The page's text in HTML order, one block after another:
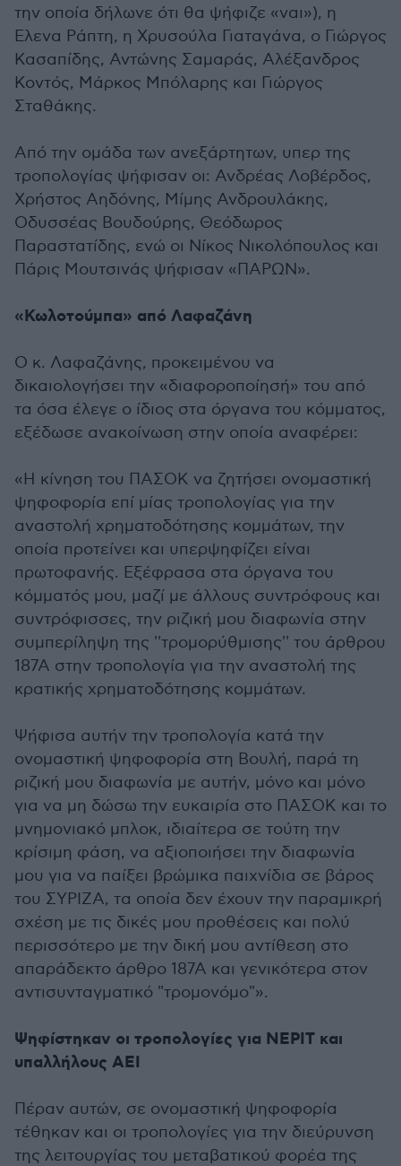
την οποία δήλωνε ότι θα ψήφιζε «ναι»), η
Ελενα Ράπτη, η Χρυσούλα Γιαταγάνα, ο Γιώργος
Κασαπίδης, Αντώνης Σαμαράς, Αλέξανδρος
Κοντός, Μάρκος Μπόλαρης και Γιώργος
Σταθάκης.
Από την ομάδα των ανεξάρτητων, υπερ της
τροπολογίας ψήφισαν οι: Ανδρέας Λοβέρδος,
Χρήστος Αηδόνης, Μίμης Ανδρουλάκης,
Οδυσσέας Βουδούρης, Θεόδωρος
Παραστατίδης, ενώ οι Νίκος Νικολόπουλος και
Πάρις Μουτσινάς ψήφισαν «ΠΑΡΩΝ».
«Κωλοτούμπα» από Λαφαζάνη
Ο κ. Λαφαζάνης, προκειμένου να
δικαιολογήσει την «διαφοροποίησή» του από
τα όσα έλεγε ο ίδιος στα όργανα του κόμματος,
εξέδωσε ανακοίνωση στην οποία αναφέρει:
«Η κίνηση του ΠΑΣΟΚ να ζητήσει ονομαστική
ψηφοφορία επί μίας τροπολογίας για την
αναστολή χρηματοδότησης κομμάτων, την
οποία προτείνει και υπερψηφίζει είναι
πρωτοφανής. Εξέφρασα στα όργανα του
κόμματός μου, μαζί με άλλους συντρόφους και
συντρόφισσες, την ριζική μου διαφωνία στην
συμπερίληψη της ''τρομορύθμισης'' του άρθρου
187Α στην τροπολογία για την αναστολή της
κρατικής χρηματοδότησης κομμάτων.
Ψήφισα αυτήν την τροπολογία κατά την
ονομαστική ψηφοφορία στη Βουλή, παρά τη
ριζική μου διαφωνία με αυτήν, μόνο και μόνο
για να μη δώσω την ευκαιρία στο ΠΑΣΟΚ και το
μνημονιακό μπλοκ, ιδιαίτερα σε τούτη την
κρίσιμη φάση, να αξιοποιήσει την διαφωνία
μου για να παίξει βρώμικα παιχνίδια σε βάρος
του ΣΥΡΙΖΑ, τα οποία δεν έχουν την παραμικρή
σχέση με τις δικές μου προθέσεις και πολύ
περισσότερο με την δική μου αντίθεση στο
απαράδεκτο άρθρο 187Α και γενικότερα στον
αντισυνταγματικό "τρομονόμο"».
Ψηφίστηκαν οι τροπολογίες για ΝΕΡΙΤ και
υπαλλήλους ΑΕΙ
Πέραν αυτών, σε ονομαστική ψηφοφορία
τέθηκαν και οι τροπολογίες για την διεύρυνση
της λειτουργίας του μεταβατικού φορέα της